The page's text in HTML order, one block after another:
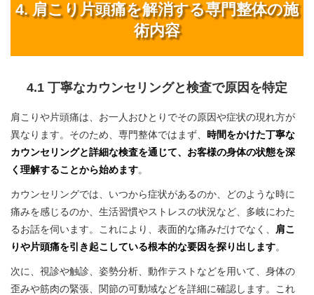
4. 肩こり片頭痛を解消する専門整体の施
術内容
4.1 丁寧なカウンセリングと検査で原因を特定
肩こりや片頭痛は、お一人おひとりでその原因や症状の現れ方が
異なります。そのため、専門整体ではまず、 時間をかけた丁寧な
カウンセリングと詳細な検査を通じて、お客様の身体の状態を深
く理解することから始めます。
カウンセリングでは、いつから症状があるのか、どのような時に
痛みを感じるのか、生活習慣やストレスの状況など、多岐にわた
るお話を伺います。これにより、表面的な痛みだけでなく、
肩こ
りや片頭痛を引き起こしている根本的な要因を探り出します。
次に、視診や触診、姿勢分析、動作テストなどを用いて、身体の
歪みや筋肉の緊張、関節の可動域などを詳細に確認します。これ